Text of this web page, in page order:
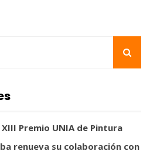
Premio UNIA de Pintura
renueva su colaboración con